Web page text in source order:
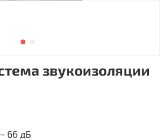
звукоизоляции
66 дБ